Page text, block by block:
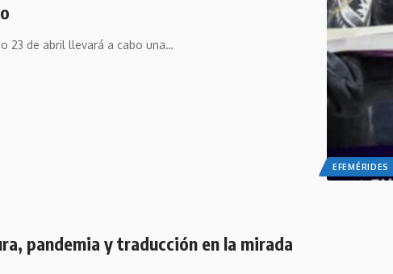
EFEMÉRIDES
23 de abril llevará a cabo una…
pandemia y traducción en la mirada